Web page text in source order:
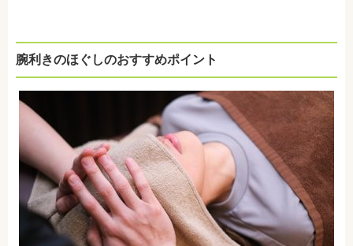
腕利きのほぐしのおすすめポイント